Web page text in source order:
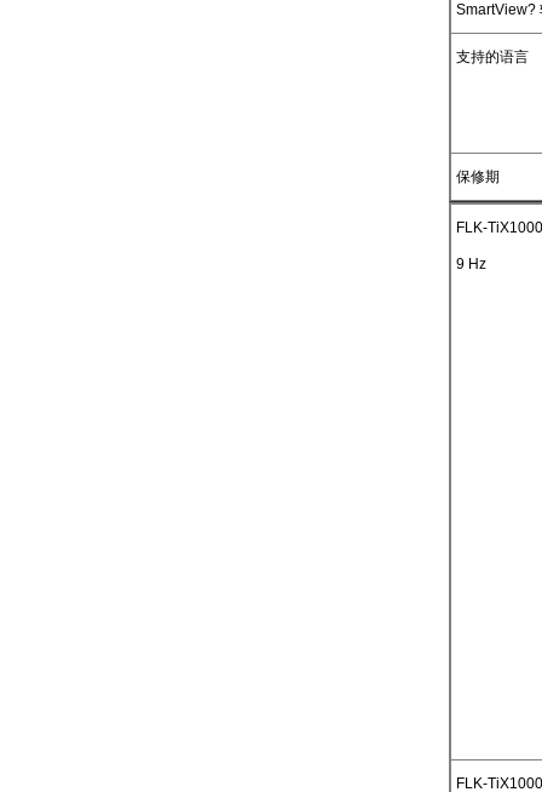
SmartView?
支持的语言
保修期
FLK-
9 Hz
FLK-